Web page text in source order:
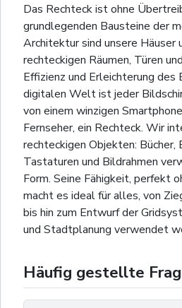
Das Rechteck ist ohne
grundlegenden Bausteine der
Architektur sind unsere Häuser
rechteckigen Räumen, Türen
Effizienz und Erleichterung des
digitalen Welt ist jeder
von einem winzigen
Fernseher, ein Rechteck. Wir
rechteckigen Objekten:
Tastaturen und Bildrahmen
Form. Seine Fähigkeit, perfekt
macht es ideal für alles, von
bis hin zum Entwurf der
und Stadtplanung verwendet
Häufig gestellte